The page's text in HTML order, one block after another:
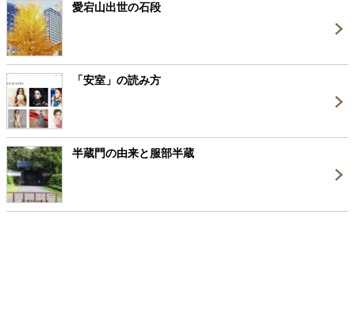
愛宕山出世の石段
「安室」の読み方
半蔵門の由来と服部半蔵